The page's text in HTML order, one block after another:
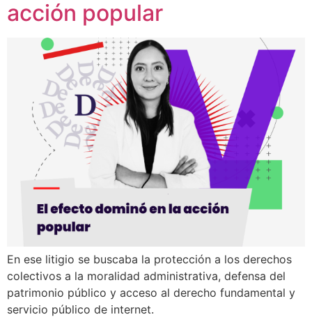
acción popular
En ese litigio se buscaba la protección a los derechos
colectivos a la moralidad administrativa, defensa del
patrimonio público y acceso al derecho fundamental y
servicio público de internet.